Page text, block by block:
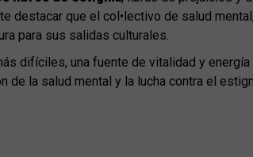
destacar que el col•lectivo de salud
para sus salidas culturales.
difíciles, una fuente de vitalidad y
la salud mental y la lucha contra el